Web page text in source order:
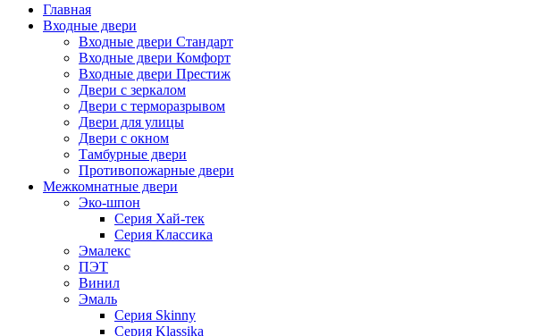
Главная
Входные двери
Входные двери Стандарт
Входные двери Комфорт
Входные двери Престиж
Двери с зеркалом
Двери с терморазрывом
Двери для улицы
Двери с окном
Тамбурные двери
Противопожарные двери
Межкомнатные двери
Эко-шпон
Серия Хай-тек
Серия Классика
Эмалекс
ПЭТ
Винил
Эмаль
Серия Skinny
Серия Klassika